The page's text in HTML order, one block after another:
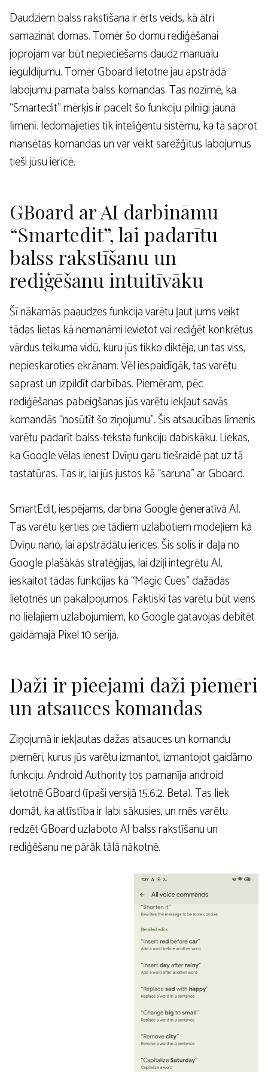
Daudziem balss rakstīšana ir ērts veids, kā ātri
samazināt domas. Tomēr šo domu rediģēšanai
joprojām var būt nepieciešams daudz manuālu
ieguldījumu. Tomēr Gboard lietotne jau apstrādā
labojumu pamata balss komandas. Tas nozīmē, ka
“Smartedit” mērķis ir pacelt šo funkciju pilnīgi jaunā
līmenī. Iedomājieties tik inteliģentu sistēmu, ka tā saprot
niansētas komandas un var veikt sarežģītus labojumus
tieši jūsu ierīcē.
GBoard ar AI darbināmu
“Smartedit”, lai padarītu
balss rakstīšanu un
rediģēšanu intuitīvāku
Šī nākamās paaudzes funkcija varētu ļaut jums veikt
tādas lietas kā nemanāmi ievietot vai rediģēt konkrētus
vārdus teikuma vidū, kuru jūs tikko diktēja, un tas viss,
nepieskaroties ekrānam. Vēl iespaidīgāk, tas varētu
saprast un izpildīt darbības. Piemēram, pēc
rediģēšanas pabeigšanas jūs varētu iekļaut savās
komandās “nosūtīt šo ziņojumu”. Šis atsaucības līmenis
varētu padarīt balss-teksta funkciju dabiskāku. Liekas,
ka Google vēlas ienest Dvīņu garu tiešraidē pat uz tā
tastatūras. Tas ir, lai jūs justos kā “saruna” ar Gboard.
SmartEdit, iespējams, darbina Google ģeneratīvā AI.
Tas varētu ķerties pie tādiem uzlabotiem modeļiem kā
Dvīņu nano, lai apstrādātu ierīces. Šis solis ir daļa no
Google plašākās stratēģijas, lai dziļi integrētu AI,
ieskaitot tādas funkcijas kā “Magic Cues” dažādās
lietotnēs un pakalpojumos. Faktiski tas varētu būt viens
no lielajiem uzlabojumiem, ko Google gatavojas debitēt
gaidāmajā Pixel 10 sērijā.
Daži ir pieejami daži piemēri
un atsauces komandas
Ziņojumā ir iekļautas dažas atsauces un komandu
piemēri, kurus jūs varētu izmantot, izmantojot gaidāmo
funkciju. Android Authority tos pamanīja android
lietotnē GBoard (īpaši versijā 15.6.2. Beta). Tas liek
domāt, ka attīstība ir labi sākusies, un mēs varētu
redzēt GBoard uzlaboto AI balss rakstīšanu un
rediģēšanu ne pārāk tālā nākotnē.